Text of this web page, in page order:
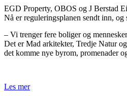
EGD Property, OBOS og J Berstad
Nå er reguleringsplanen sendt inn,
– Vi trenger fere boliger og
Det er Mad arkitekter, Tredje Natur
det komme nye byrom, promenader
Les mer